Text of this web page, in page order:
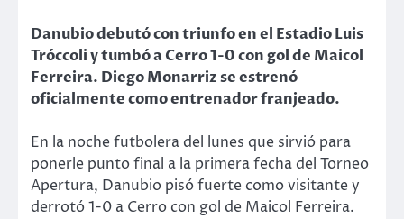
Danubio debutó con triunfo en el Estadio Luis
Tróccoli y tumbó a Cerro 1-0 con gol de Maicol
Ferreira. Diego Monarriz se estrenó
oficialmente como entrenador franjeado.
En la noche futbolera del lunes que sirvió para
ponerle punto final a la primera fecha del Torneo
Apertura, Danubio pisó fuerte como visitante y
derrotó 1-0 a Cerro con gol de Maicol Ferreira.